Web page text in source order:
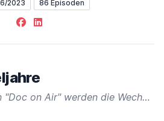
2023 86 Episoden
Facebook
LinkedIn
In dieser Episode von "Doc on Air" werden die Wechseljahre, ihre Symptome, Hormontherapie und die Bedeutung von Vorsorgeuntersuchungen thematisiert. Veränderungen werden als Chance zur Neuausrichtung im Leben betrachtet.